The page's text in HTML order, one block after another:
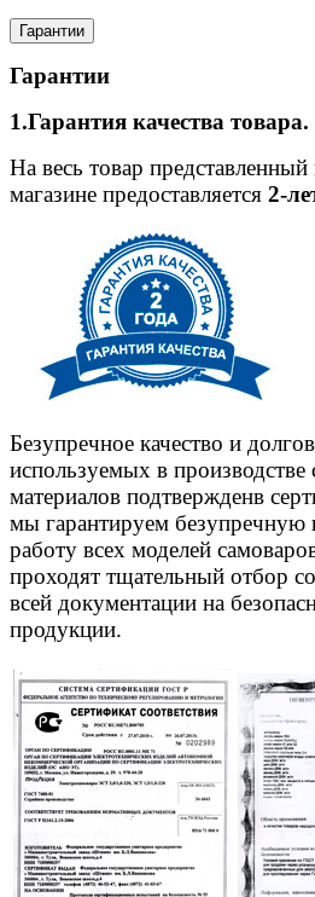
Гарантии
Гарантии
1.Гарантия качества товара.
На весь товар
магазине предоставляется 2-
Безупречное качество и
используемых в производстве
материалов подтвержденв
мы гарантируем безупречную
работу всех моделей
проходят тщательный отбор
всей документации на
продукции.